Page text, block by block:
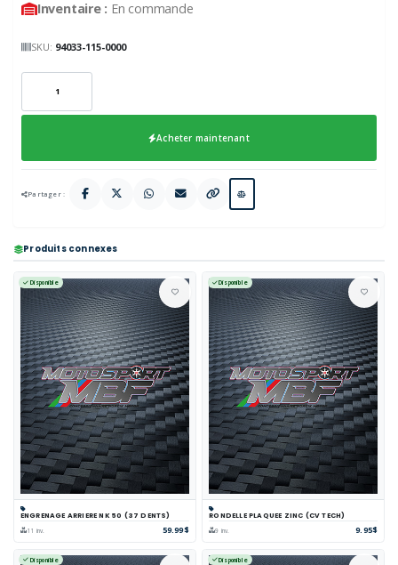
Inventaire : En commande
SKU: 94033-115-0000
Acheter maintenant
Partager :
Produits connexes
Disponible
ENGRENAGE ARRIERE NK 50 (37 DENTS)
11 inv. 59.99$
Disponible
RONDELLE PLAQUEE ZINC (CV TECH)
9 inv. 9.95$
Disponible Disponible